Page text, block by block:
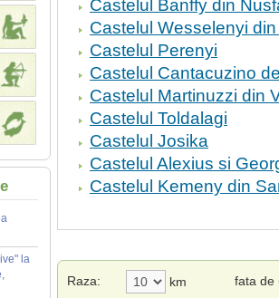
la
Castelul Banffy din
Castelul Wesselenyi
Castelul Perenyi
Castelul Cantacuzino
Castelul Martinuzzi din
Castelul Toldalagi
Castelul Josika
Castelul Alexius si
Castelul Kemeny din
Raza: km fata de